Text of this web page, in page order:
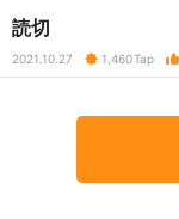
読切
2021.10.27 1,460Tap